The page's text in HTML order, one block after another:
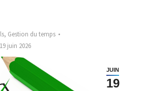
, Gestion du temps
19 juin 2026
JUIN
19